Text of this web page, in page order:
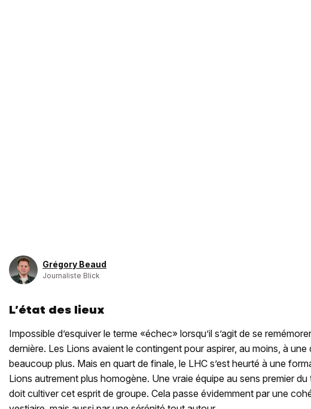
Grégory Beaud
Journaliste Blick
L’état des lieux
Impossible d’esquiver le terme «échec» lorsqu’il s’agit de se
dernière. Les Lions avaient le contingent pour aspirer, au moins, à
beaucoup plus. Mais en quart de finale, le LHC s’est heurté à une
Lions autrement plus homogène. Une vraie équipe au sens premier du
doit cultiver cet esprit de groupe. Cela passe évidemment par une